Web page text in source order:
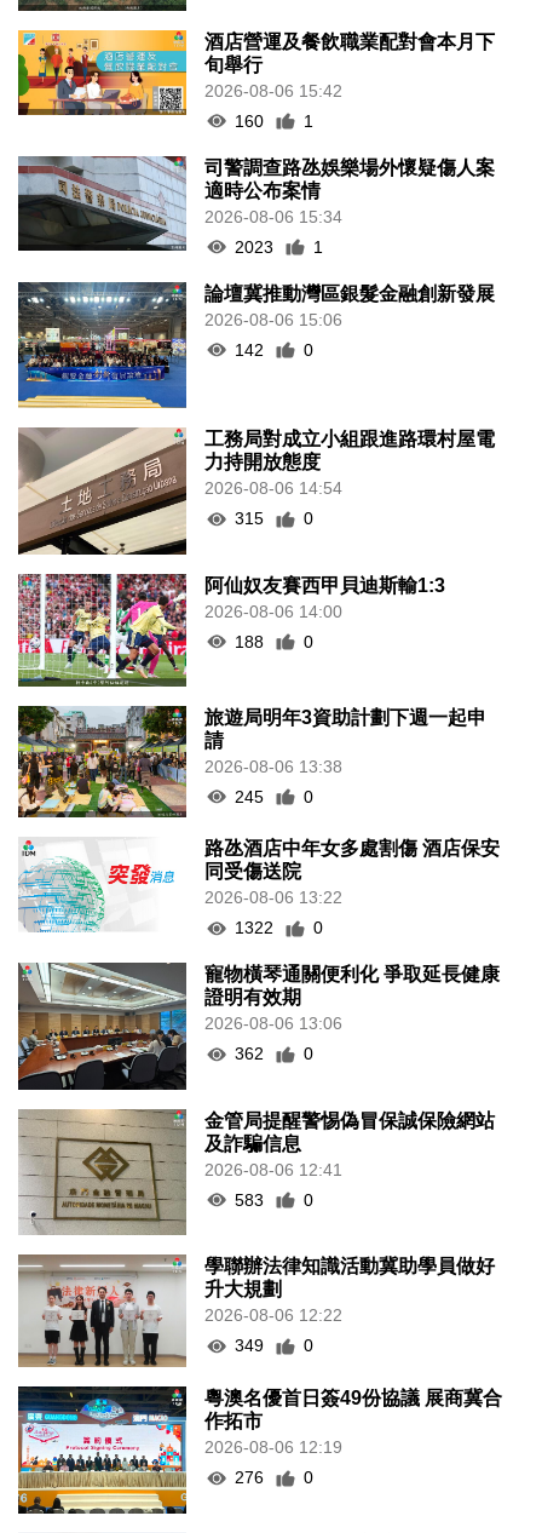
酒店營運及餐飲職業配對會本月下
旬舉行
2026-08-06 15:42
160
1
司警調查路氹娛樂場外懷疑傷人案
適時公布案情
2026-08-06 15:34
2023
1
論壇冀推動灣區銀髮金融創新發展
2026-08-06 15:06
142
0
工務局對成立小組跟進路環村屋電
力持開放態度
2026-08-06 14:54
315
0
阿仙奴友賽西甲貝迪斯輸1:3
2026-08-06 14:00
188
0
旅遊局明年3資助計劃下週一起申
請
2026-08-06 13:38
245
0
路氹酒店中年女多處割傷 酒店保安
同受傷送院
2026-08-06 13:22
1322
0
寵物橫琴通關便利化 爭取延長健康
證明有效期
2026-08-06 13:06
362
0
金管局提醒警惕偽冒保誠保險網站
及詐騙信息
2026-08-06 12:41
583
0
學聯辦法律知識活動冀助學員做好
升大規劃
2026-08-06 12:22
349
0
粵澳名優首日簽49份協議 展商冀合
作拓市
2026-08-06 12:19
276
0